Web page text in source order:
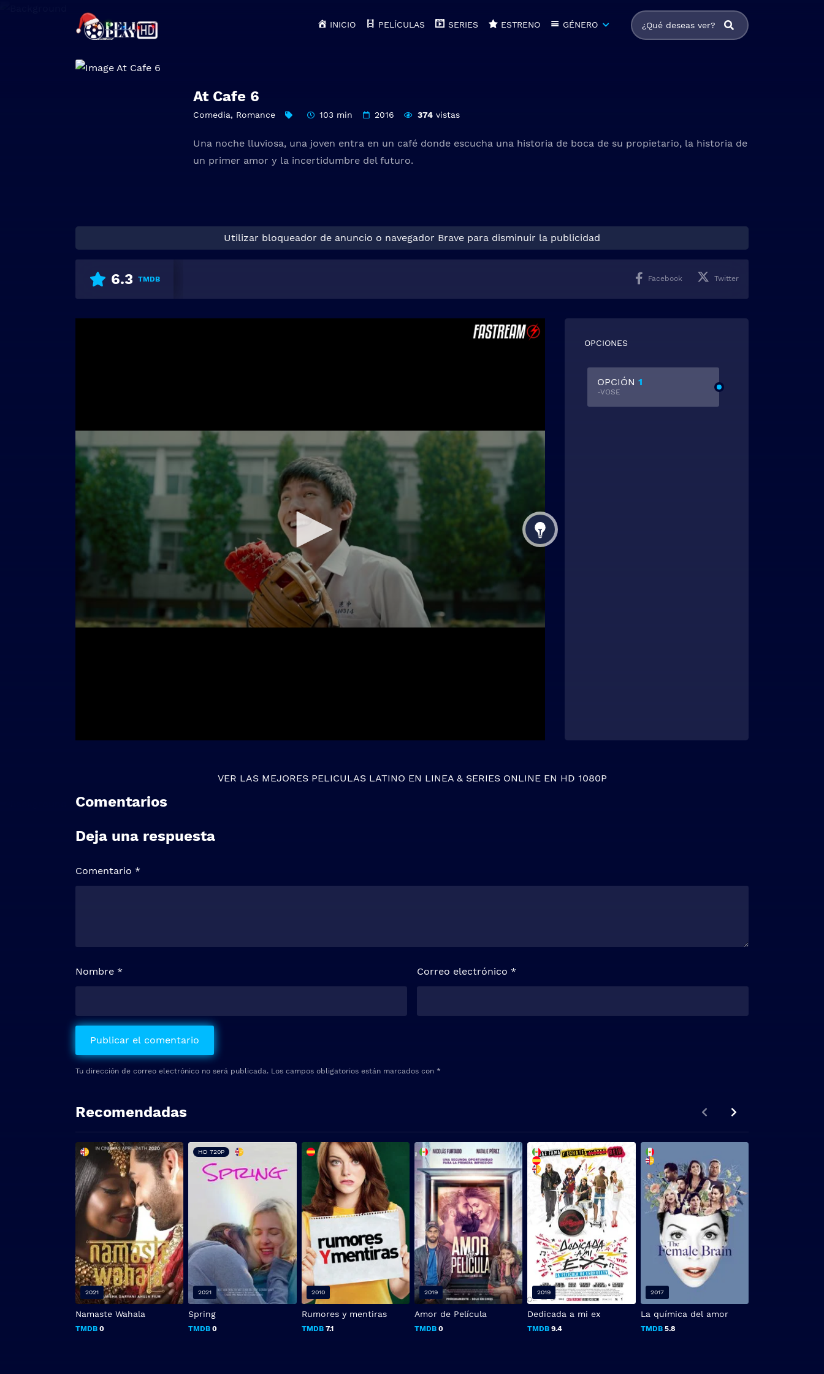
INICIO PELÍCULAS SERIES ESTRENO GÉNERO
At Cafe 6
Comedia, Romance 103 min 2016 374vistas
Una noche lluviosa, una joven entra en un café donde escucha una historia de boca de su propietario, la historia de
un primer amor y la incertidumbre del futuro.
Utilizar bloqueador de anuncio o navegador Brave para disminuir la publicidad
6.3 TMDB Facebook Twitter
OPCIONES
OPCIÓN 1
-VOSE
VER LAS MEJORES PELICULAS LATINO EN LINEA& SERIES ONLINEEN HD 1080P
Comentarios
Deja una respuesta
Tu dirección de correo electrónico no será publicada. Los campos obligatorios están marcados con *
Comentario *
Nombre * Correo electrónico *
Recomendadas
Namaste Wahala
TMDB 0
2021
Spring
TMDB 0
HD 720P
2021
Rumores y mentiras
TMDB7.1
2010
Amor de Película
TMDB0
2019
Dedicada a mi ex
TMDB 9.4
2019
La química del amor
TMDB5.8
2017